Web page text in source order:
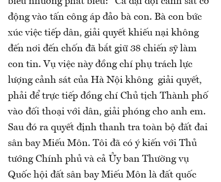
động vào tấn công áp đảo bà con. Bà con bức
xúc việc tiếp dân, giải quyết khiếu nại không
đến nơi đến chốn đã bắt giữ 38 chiến sỹ làm
con tin. Vụ việc này đồng chí phụ trách lực
lượng cảnh sát của Hà Nội không giải quyết,
phải để trực tiếp đồng chí Chủ tịch Thành phố
vào đối thoại với dân, giải phóng cho anh em.
Sau đó ra quyết định thanh tra toàn bộ đất đai
sân bay Miếu Môn. Tôi đã có ý kiến với Thủ
tướng Chính phủ và cả Ủy ban Thường vụ
Quốc hội đất sân bay Miếu Môn là đất quốc